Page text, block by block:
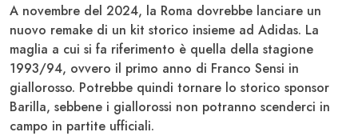
A novembre del 2024, la Roma dovrebbe lanciare un
nuovo remake di un kit storico insieme ad Adidas. La
maglia a cui si fa riferimento è quella della stagione
1993/94, ovvero il primo anno di Franco Sensi in
giallorosso. Potrebbe quindi tornare lo storico sponsor
Barilla, sebbene i giallorossi non potranno scenderci in
campo in partite ufficiali.